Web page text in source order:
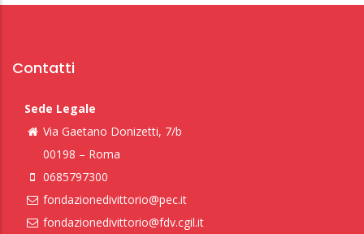
Contatti
Sede Legale
Via Gaetano Donizetti, 7/b
00198 – Roma
0685797300
fondazionedivittorio@pec.it
fondazionedivittorio@fdv.cgil.it